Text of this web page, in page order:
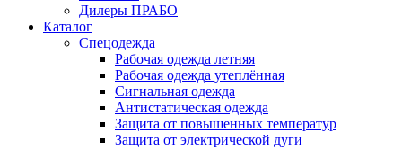
Дилеры ПРАБО
Каталог
Спецодежда
Рабочая одежда летняя
Рабочая одежда утеплённая
Сигнальная одежда
Антистатическая одежда
Защита от повышенных температур
Защита от электрической дуги